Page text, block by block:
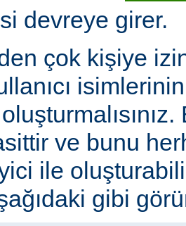
devreye girer.
çok kişiye
ve bunu
ile
gibi